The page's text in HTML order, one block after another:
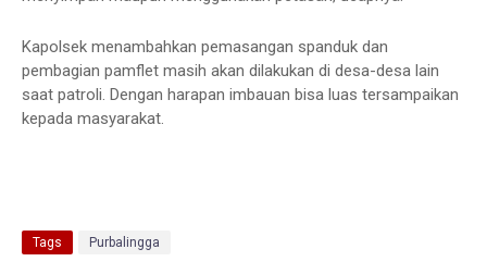
Kapolsek menambahkan pemasangan spanduk dan
pembagian pamflet masih akan dilakukan di desa-desa lain
saat patroli. Dengan harapan imbauan bisa luas tersampaikan
kepada masyarakat.
Tags Purbalingga